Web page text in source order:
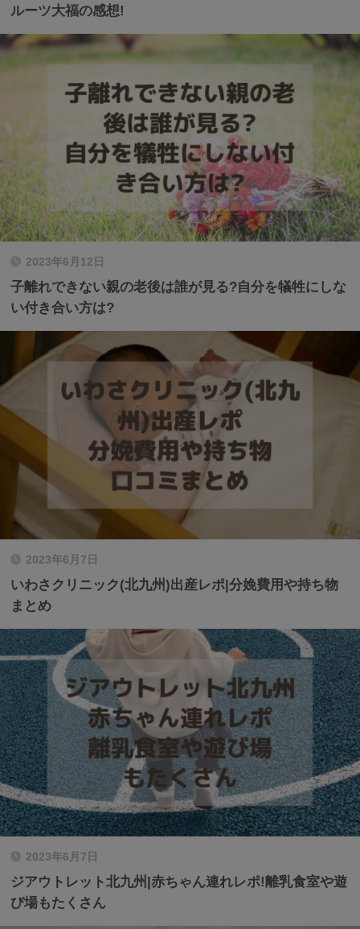
ルーツ大福の感想!
2023年6月12日
子離れできない親の老後は誰が見る?自分を犠牲にしな
い付き合い方は?
2023年6月7日
いわさクリニック(北九州)出産レポ|分娩費用や持ち物
まとめ
2023年6月7日
ジアウトレット北九州|赤ちゃん連れレポ!離乳食室や遊
び場もたくさん